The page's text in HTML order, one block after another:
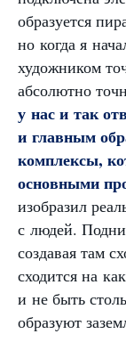
образуется
но когда я
художником
абсолютно
у нас и так
и главным
комплексы,
основными
изобразил
с людей.
создавая там
сходится на
и не быть
образуют